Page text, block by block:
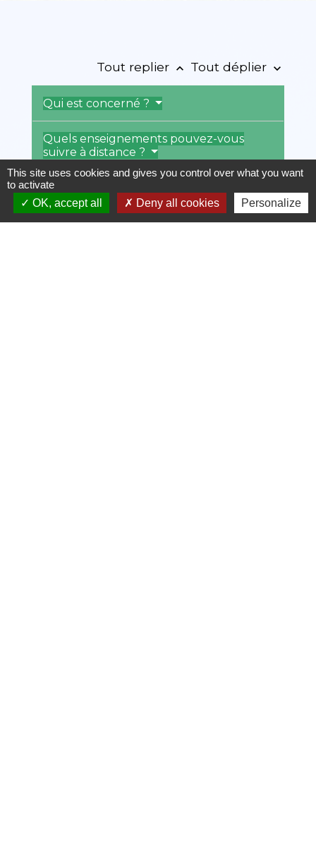
Tout replier keyboard_arrow_up Tout déplier keyboard_arrow_down
Qui est concerné ?
Quels enseignements pouvez-vous
suivre à distance ?
Comment les cours à distance sont-
ils organisés ?
This site uses cookies and gives you control over what you want
to activate
OK, accept all
Deny all cookies Personalize